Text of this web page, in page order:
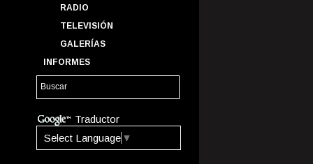
RADIO
TELEVISIÓN
GALERÍAS
INFORMES
Traductor
Select Language ▼